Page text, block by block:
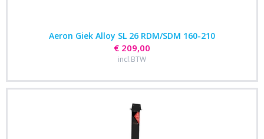
Aeron Giek Alloy SL 26 RDM/SDM 160-210
€ 209,00
incl.BTW